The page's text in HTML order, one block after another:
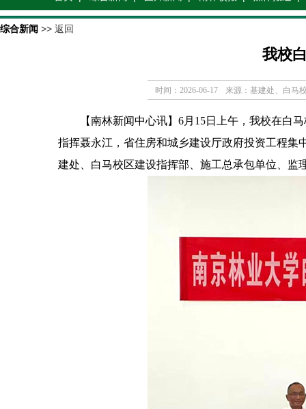
综合新闻 >> 返回
我校
时间：2026-06-17 来源：基建处、白马
【南林新闻中心讯】6月15日上午，我校在白
指挥聂永江，省住房和城乡建设厅政府投资工程
建处、白马校区建设指挥部、施工总承包单位、监